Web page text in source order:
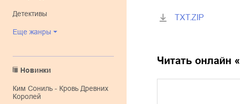
детективы
Еще жанры
Новинки
Ким Сониль - Кровь Древних
Королей
TXT.ZIP
Читать онлайн «